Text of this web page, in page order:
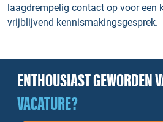
laagdrempelig contact op voor een
vrijblijvend kennismakingsgesprek.
ENTHOUSIAST GEWORDEN
VACATURE?